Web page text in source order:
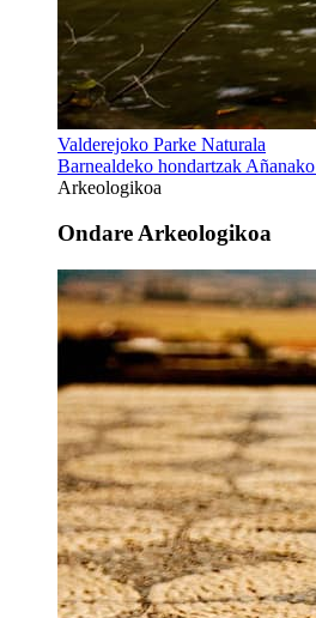
Valderejoko Parke Naturala
Barnealdeko hondartzak
Arkeologikoa
Ondare Arkeologikoa